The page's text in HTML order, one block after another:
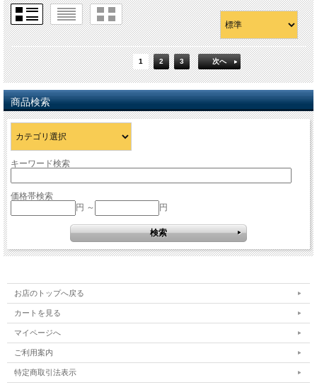
1 2 3 次へ
商品検索
キーワード検索
価格帯検索
円 ～
円
お店のトップへ戻る
カートを見る
マイページへ
ご利用案内
特定商取引法表示